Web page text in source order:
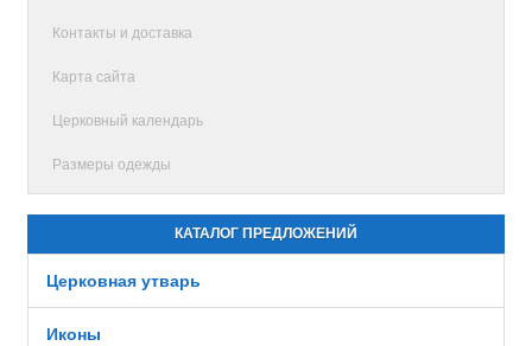
Контакты и доставка
Карта сайта
Церковный календарь
Размеры одежды
КАТАЛОГ ПРЕДЛОЖЕНИЙ
Церковная утварь
Иконы